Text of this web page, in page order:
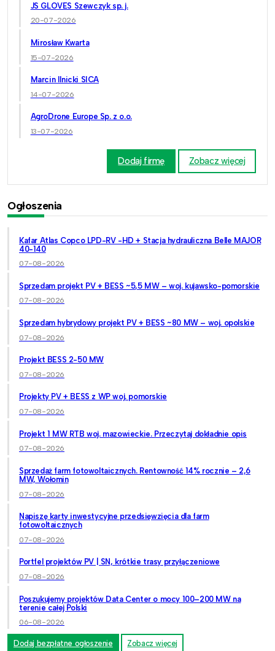
JS GLOVES Szewczyk sp. j.
20-07-2026
Mirosław Kwarta
15-07-2026
Marcin Ilnicki SICA
14-07-2026
AgroDrone Europe Sp. z o.o.
13-07-2026
Dodaj firmę Zobacz więcej
Ogłoszenia
Kafar Atlas Copco LPD-RV -HD + Stacja hydrauliczna Belle MAJOR
40-140
07-08-2026
Sprzedam projekt PV + BESS ~5,5 MW – woj. kujawsko-pomorskie
07-08-2026
Sprzedam hybrydowy projekt PV + BESS ~80 MW – woj. opolskie
07-08-2026
Projekt BESS 2-50 MW
07-08-2026
Projekty PV + BESS z WP woj. pomorskie
07-08-2026
Projekt 1 MW RTB woj. mazowieckie. Przeczytaj dokładnie opis
07-08-2026
Sprzedaż farm fotowoltaicznych. Rentowność 14% rocznie – 2,6
MW, Wołomin
07-08-2026
Napiszę karty inwestycyjne przedsięwzięcia dla farm
fotowoltaicznych
07-08-2026
Portfel projektów PV | SN, krótkie trasy przyłączeniowe
07-08-2026
Poszukujemy projektów Data Center o mocy 100–200 MW na
terenie całej Polski
06-08-2026
Dodaj bezpłatne ogłoszenie Zobacz więcej